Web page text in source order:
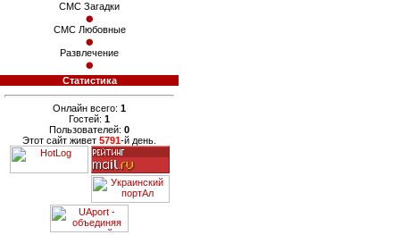
СМС Загадки
СМС Любовные
Развлечение
Статистика
Онлайн всего: 1
Гостей: 1
Пользователей: 0
Этот сайт живет 5791-й день.